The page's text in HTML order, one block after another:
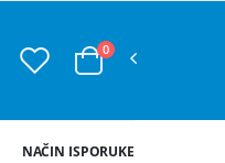
0
NAČIN ISPORUKE